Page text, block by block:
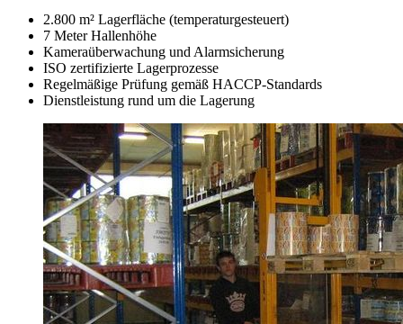
2.800 m² Lagerfläche (temperaturgesteuert)
7 Meter Hallenhöhe
Kameraüberwachung und Alarmsicherung
ISO zertifizierte Lagerprozesse
Regelmäßige Prüfung gemäß HACCP-Standards
Dienstleistung rund um die Lagerung